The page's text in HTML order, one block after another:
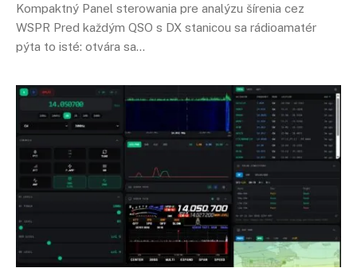
Kompaktný Panel sterowania pre analýzu šírenia cez
WSPR Pred každým QSO s DX stanicou sa rádioamatér
pýta to isté: otvára sa…